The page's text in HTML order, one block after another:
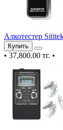
Алкотестер
Купить
• 37,800.00 тг. •